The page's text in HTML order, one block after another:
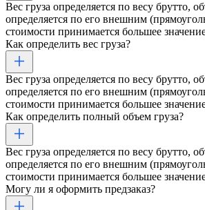
Вес груза определяется по весу брутто,
определяется по его внешним
стоимости принимается большее
Как определить вес груза?
Вес груза определяется по весу брутто,
определяется по его внешним
стоимости принимается большее
Как определить полный объем груза?
Вес груза определяется по весу брутто,
определяется по его внешним
стоимости принимается большее
Могу ли я оформить предзаказ?